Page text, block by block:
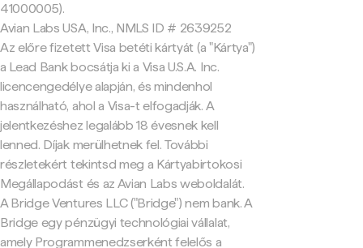
41000005).
Avian Labs USA, Inc., NMLS ID # 2639252
Az előre fizetett Visa betéti kártyát (a "Kártya")
a Lead Bank bocsátja ki a Visa U.S.A. Inc.
licencengedélye alapján, és mindenhol
használható, ahol a Visa-t elfogadják. A
jelentkezéshez legalább 18 évesnek kell
lenned. Díjak merülhetnek fel. További
részletekért tekintsd meg a Kártyabirtokosi
Megállapodást és az Avian Labs weboldalát.
A Bridge Ventures LLC ("Bridge") nem bank. A
Bridge egy pénzügyi technológiai vállalat,
amely Programmenedzserként felelős a